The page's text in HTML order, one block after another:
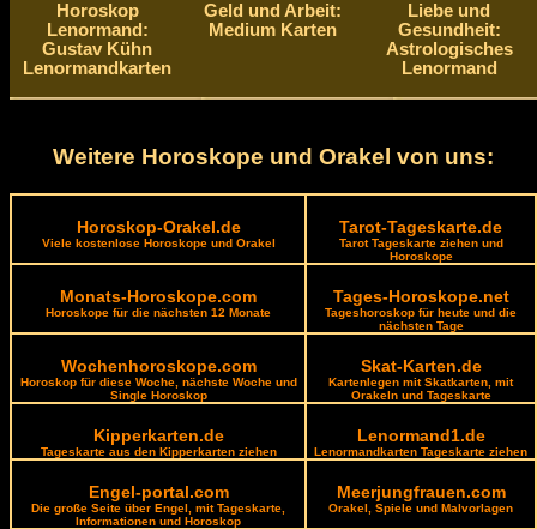
Horoskop
Lenormand:
Gustav Kühn
Lenormandkarten
Geld und Arbeit:
Medium Karten
Liebe und
Gesundheit:
Astrologisches
Lenormand
Weitere Horoskope und Orakel von uns:
Horoskop-Orakel.de
Viele kostenlose Horoskope und Orakel
Tarot-Tageskarte.de
Tarot Tageskarte ziehen und
Horoskope
Monats-Horoskope.com
Horoskope für die nächsten 12 Monate
Tages-Horoskope.net
Tageshoroskop für heute und die
nächsten Tage
Wochenhoroskope.com
Horoskop für diese Woche, nächste Woche und
Single Horoskop
Skat-Karten.de
Kartenlegen mit Skatkarten, mit
Orakeln und Tageskarte
Kipperkarten.de
Tageskarte aus den Kipperkarten ziehen
Lenormand1.de
Lenormandkarten Tageskarte ziehen
Engel-portal.com
Die große Seite über Engel, mit Tageskarte,
Informationen und Horoskop
Meerjungfrauen.com
Orakel, Spiele und Malvorlagen